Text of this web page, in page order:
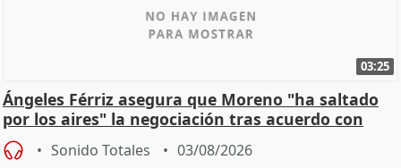
03:25
Ángeles Férriz asegura que Moreno "ha saltado
por los aires" la negociación tras acuerdo con
SMA
Sonido Totales 03/08/2026